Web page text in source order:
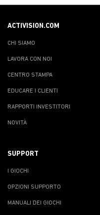
ACTIVISION.COM
CHI SIAMO
LAVORA CON NOI
CENTRO STAMPA
EDUCARE I CLIENTI
RAPPORTI INVESTITORI
NOVITÀ
SUPPORT
I GIOCHI
OPZIONI SUPPORTO
MANUALI DEI GIOCHI